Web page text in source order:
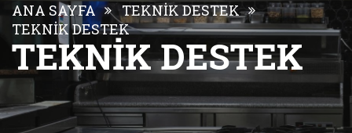
ANA SAYFA
TEKNİK DESTEK
TEKNİK DESTEK
TEKNİK DESTEK